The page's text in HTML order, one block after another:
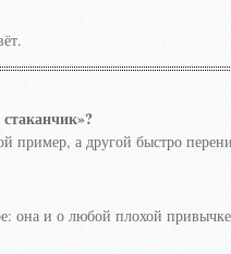
пример, а другой быстро
и о любой плохой